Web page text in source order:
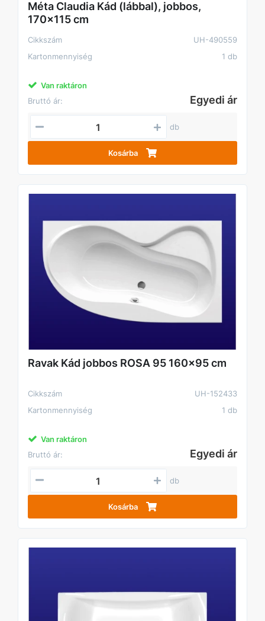
Méta Claudia Kád (lábbal), jobbos,
170x115 cm
Cikkszám
UH-490559
Kartonmennyiség
1 db
Van raktáron
Bruttó ár:
Egyedi ár
db
Kosárba
Ravak Kád jobbos ROSA 95 160x95 cm
Cikkszám
UH-152433
Kartonmennyiség
1 db
Van raktáron
Bruttó ár:
Egyedi ár
db
Kosárba